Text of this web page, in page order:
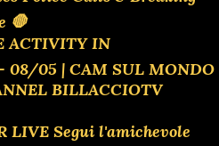
🛑
ACTIVITY IN
08/05 | CAM SUL MONDO
BILLACCIOTV
LIVE Segui l'amichevole